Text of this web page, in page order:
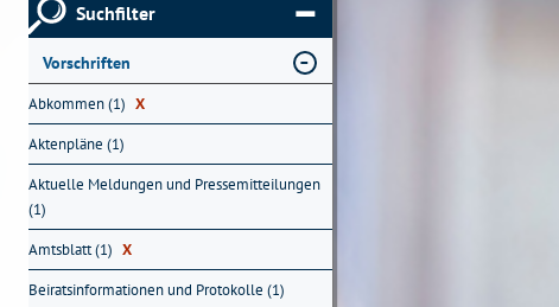
Suchfilter
Vorschriften
Abkommen (1) X
Aktenpläne (1)
Aktuelle Meldungen und Pressemitteilungen
(1)
Amtsblatt (1) X
Beiratsinformationen und Protokolle (1)